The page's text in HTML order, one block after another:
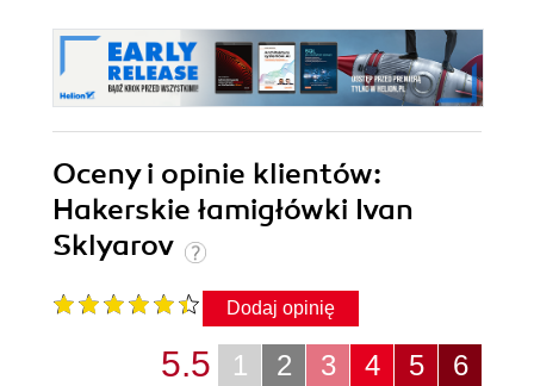
Oceny i opinie klientów:
Hakerskie łamigłówki Ivan
Sklyarov
Dodaj opinię
6
5
4
3
2
1
5.5